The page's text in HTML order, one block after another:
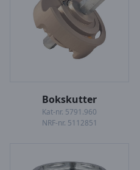
Bokskutter
Kat-nr. 5791.960
NRF-nr. 5112851